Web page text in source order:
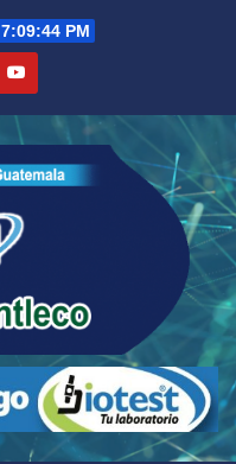
7:09:45 PM